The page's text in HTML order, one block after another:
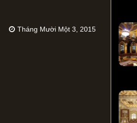
Tháng Mười Một 3, 2015